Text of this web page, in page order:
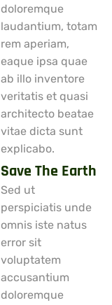
doloremque
laudantium, totam
rem aperiam,
eaque ipsa quae
ab illo inventore
veritatis et quasi
architecto beatae
vitae dicta sunt
explicabo.
Save The Earth
Sed ut
perspiciatis unde
omnis iste natus
error sit
voluptatem
accusantium
doloremque